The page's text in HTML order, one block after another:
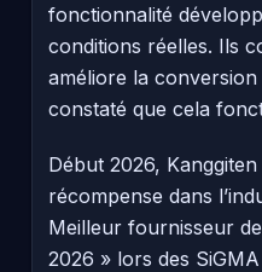
fonctionnalité
conditions réelles. Ils
améliore la
constaté que cela
Début 2026,
récompense dans
Meilleur fournisseur
2026 » lors des